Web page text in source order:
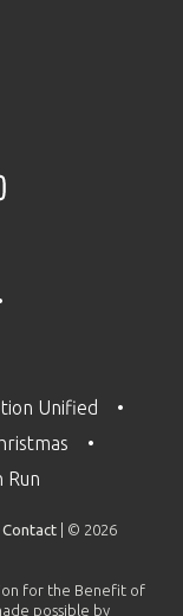
Unified
Run
Contact | © 2026
for the Benefit of
possible by